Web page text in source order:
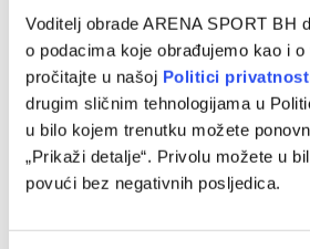
Voditelj obrade ARENA SPORT BH
o podacima koje obrađujemo kao i
pročitajte u našoj Politici
drugim sličnim tehnologijama u
u bilo kojem trenutku možete
„Prikaži detalje“. Privolu možete u
povući bez negativnih posljedica.